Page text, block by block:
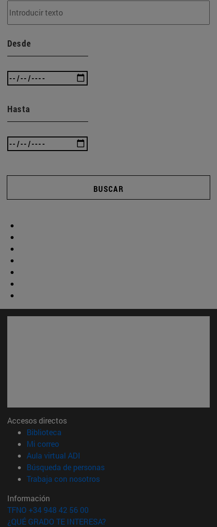
Desde
Hasta
BUSCAR
Accesos directos
Biblioteca
Mi correo(abre en nueva ventana)
Aula virtual ADI
Búsqueda de personas(abre en nueva ventana)
Trabaja con nosotros(abre en nueva ventana)
Información
TFNO +34 948 42 56 00
¿QUÉ GRADO TE INTERESA?